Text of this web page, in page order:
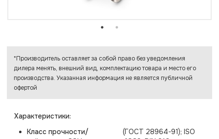
Характеристики:
Класс прочности/
(ГОСТ 28964-91); ISO
*Производитель оставляет за собой право без уведомления
дилера менять, внешний вид, комплектацию товара и место его
производства. Указанная информация не является публичной
офертой